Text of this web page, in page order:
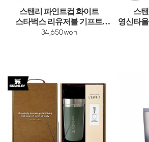
스탠리 파인트컵 화이트
스타벅스 리유저블 기프트
선물세트
34,650won
스
영신타